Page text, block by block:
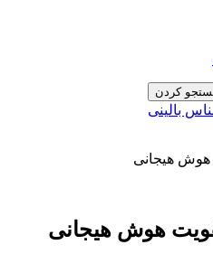
هوش هیجانی
هوش هیجانی